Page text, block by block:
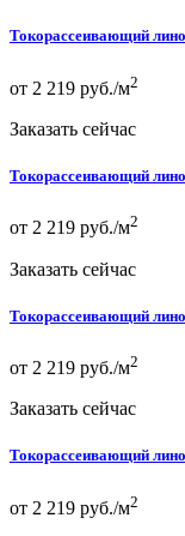
Токорассеивающий
от 2 219 руб./м2
Заказать сейчас
Токорассеивающий
от 2 219 руб./м2
Заказать сейчас
Токорассеивающий
от 2 219 руб./м2
Заказать сейчас
Токорассеивающий
от 2 219 руб./м2